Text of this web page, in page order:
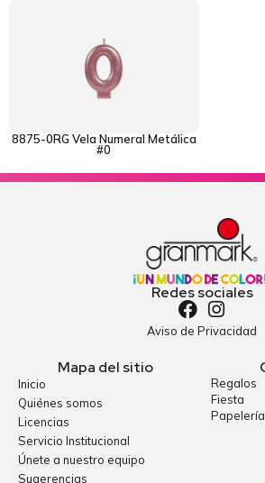
8875-0RG Vela Numeral Metálica
#0
Redes sociales
Aviso de Privacidad
Mapa del sitio
Inicio
Quiénes somos
Licencias
Servicio Institucional
Únete a nuestro equipo
Sugerencias
Regalos
Fiesta
Papelería